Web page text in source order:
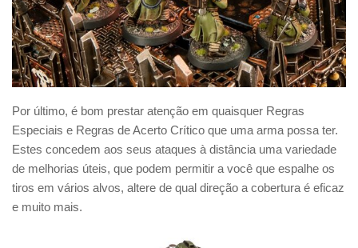
Por último, é bom prestar atenção em quaisquer Regras
Especiais e Regras de Acerto Crítico que uma arma possa ter.
Estes concedem aos seus ataques à distância uma variedade
de melhorias úteis, que podem permitir a você que espalhe os
tiros em vários alvos, altere de qual direção a cobertura é eficaz
e muito mais.